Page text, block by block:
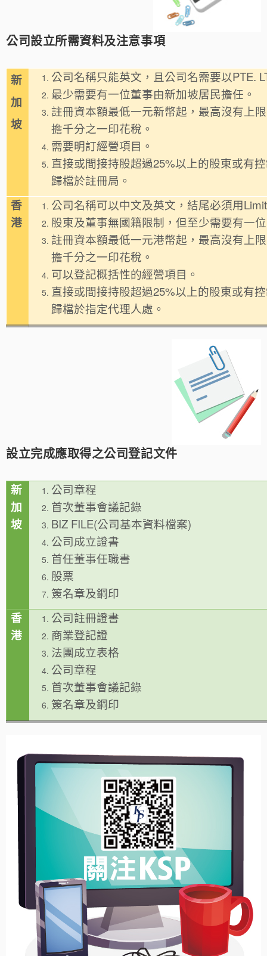
公司設立所需資料及注意事項
新
加
坡
公司名稱只能英文，且公司名需要以PTE.
最少需要有一位董事由新加坡居民擔任。
註冊資本額最低一元新幣起，最高沒有上
擔千分之一印花稅。
需要明訂經營項目。
直接或間接持股超過25%以上的股東或有
歸檔於註冊局。
香
港
公司名稱可以中文及英文，結尾必須用
股東及董事無國籍限制，但至少需要有一
註冊資本額最低一元港幣起，最高沒有上
擔千分之一印花稅。
可以登記概括性的經營項目。
直接或間接持股超過25%以上的股東或有
歸檔於指定代理人處。
設立完成應取得之公司登記文件
新
加
坡
公司章程
首次董事會議記錄
BIZ FILE(公司基本資料檔案)
公司成立證書
首任董事任職書
股票
簽名章及鋼印
香
港
公司註冊證書
商業登記證
法團成立表格
公司章程
首次董事會議記錄
簽名章及鋼印